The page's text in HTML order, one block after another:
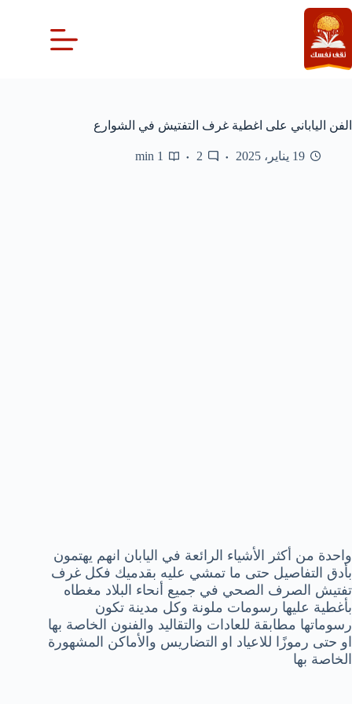
التجاوز
إلى
المحتوى
الفن الياباني على اغطية غرف التفتيش في الشوارع
19 يناير، 2025 2
1 min
واحدة من أكثر الأشياء الرائعة في اليابان انهم يهتمون
بأدق التفاصيل حتى ما تمشي عليه بقدميك فكل غرف
تفتيش الصرف الصحي في جميع أنحاء البلاد مغطاه
بأغطية عليها رسومات ملونة وكل مدينة تكون
رسوماتها مطابقة للعادات والتقاليد والفنون الخاصة بها
او حتى رموزًا للاعياد او التضاريس والأماكن المشهورة
الخاصة بها